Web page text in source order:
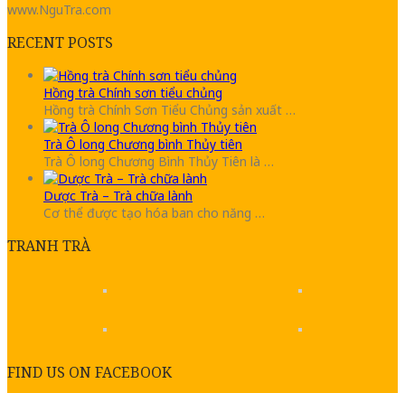
www.NguTra.com
RECENT POSTS
Hồng trà Chính sơn tiểu chủng
Hồng trà Chính Sơn Tiểu Chủng sản xuất …
Trà Ô long Chương bình Thủy tiên
Trà Ô long Chương Bình Thủy Tiên là …
Dược Trà – Trà chữa lành
Cơ thể được tạo hóa ban cho năng …
TRANH TRÀ
FIND US ON FACEBOOK